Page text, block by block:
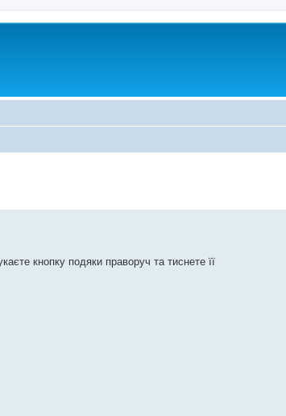
кнопку подяки праворуч та тиснете її